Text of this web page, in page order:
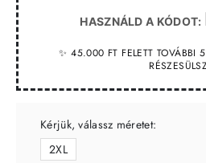
HASZNÁLD A KÓDOT:
✨ 45.000 FT FELETT TOVÁBBI
Kérjük, válassz méretet:
2XL